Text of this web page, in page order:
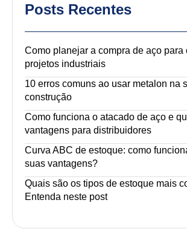
Posts Recentes
Como planejar a compra de aço para
projetos industriais
10 erros comuns ao usar metalon na
construção
Como funciona o atacado de aço e
vantagens para distribuidores
Curva ABC de estoque: como
suas vantagens?
Quais são os tipos de estoque mais
Entenda neste post